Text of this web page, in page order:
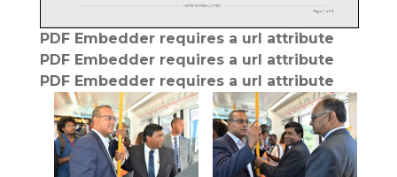
PDF Embedder requires a url attribute
PDF Embedder requires a url attribute
PDF Embedder requires a url attribute